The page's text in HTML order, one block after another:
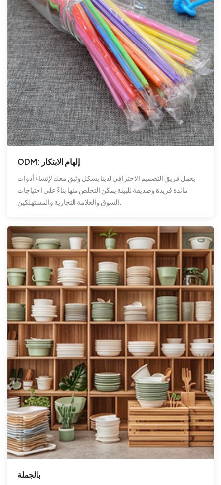
ODM: إلهام الابتكار
يعمل فريق التصميم الاحترافي لدينا بشكل وثيق معك لإنشاء أدوات
مائدة فريدة وصديقة للبيئة يمكن التخلص منها بناءً على احتياجات
بالجملة